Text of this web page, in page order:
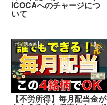
ICOCAへのチャージにつ
いて
ポイ活攻略
【不労所得】毎月配当金が